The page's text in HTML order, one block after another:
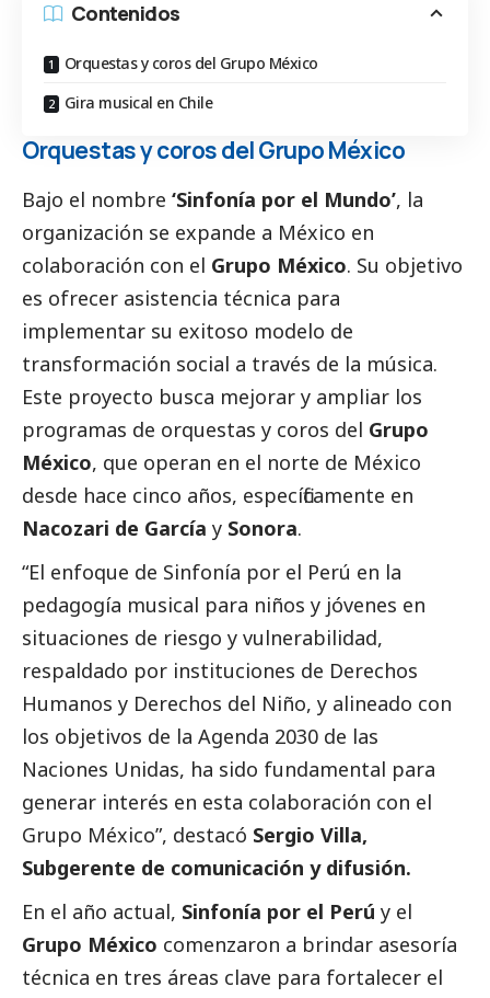
Contenidos
Orquestas y coros del Grupo México
Gira musical en Chile
Orquestas y coros del Grupo México
Bajo el nombre ‘Sinfonía por el Mundo’, la
organización se expande a México en
colaboración con el Grupo México. Su objetivo
es ofrecer asistencia técnica para
implementar su exitoso modelo de
transformación social a través de la música.
Este proyecto busca mejorar y ampliar los
programas de orquestas y coros del Grupo
México, que operan en el norte de México
desde hace cinco años, específicamente en
Nacozari de García y Sonora.
“El enfoque de Sinfonía por el Perú en la
pedagogía musical para niños y jóvenes en
situaciones de riesgo y vulnerabilidad,
respaldado por instituciones de Derechos
Humanos y Derechos del Niño, y alineado con
los objetivos de la Agenda 2030 de las
Naciones Unidas, ha sido fundamental para
generar interés en esta colaboración con el
Grupo México”, destacó Sergio Villa,
Subgerente de comunicación y difusión.
En el año actual, Sinfonía por el Perú y el
Grupo México comenzaron a brindar asesoría
técnica en tres áreas clave para fortalecer el